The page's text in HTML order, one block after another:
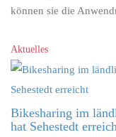
können sie die
Aktuelles
Bikesharing im
hat Sehestedt